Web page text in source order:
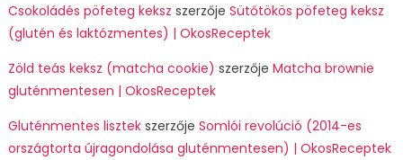
Csokoládés pöfeteg keksz szerzője Sütőtökös pöfeteg keksz
(glutén és laktózmentes) | OkosReceptek
Zöld teás keksz (matcha cookie) szerzője Matcha brownie
gluténmentesen | OkosReceptek
Gluténmentes lisztekszerzője Somlói revolúció (2014-es
országtorta újragondolása gluténmentesen) | OkosReceptek